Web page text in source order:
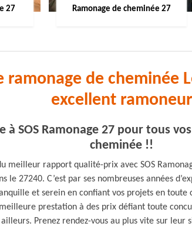
27 Ramonage de cheminée 27
ramonage de cheminée
excellent ramoneur
à SOS Ramonage 27 pour tous
cheminée !!
meilleur rapport qualité-prix avec SOS
le 27240. C’est par ses nombreuses années
et serein en confiant vos projets en toute
prestation à des prix défiant toute
Prenez rendez-vous au plus vite sur